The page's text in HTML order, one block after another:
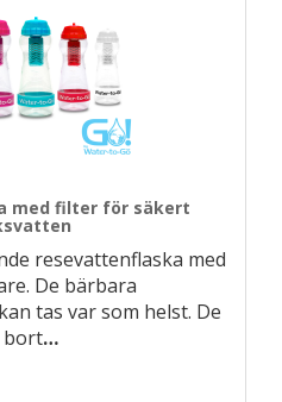
med filter för säkert
resevattenflaska med
De bärbara
tas var som helst. De
…